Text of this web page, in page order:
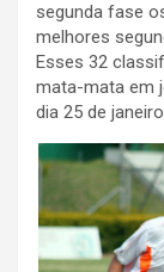
segunda fase
melhores
Esses 32
mata-mata em
dia 25 de